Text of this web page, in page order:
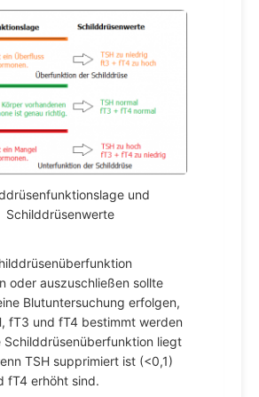
und
Schilddrüsenwerte
oder auszuschließen sollte
Blutuntersuchung erfolgen,
fT3 und fT4 bestimmt werden
Schilddrüsenüberfunktion liegt
TSH supprimiert ist (<0,1)
fT4 erhöht sind.